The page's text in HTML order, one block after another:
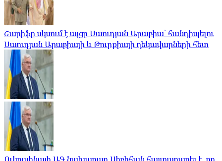
Շարիֆը սկսում է այցը Սաուդյան Արաբիա՝ հանդիպելու
Սաուդյան Արաբիայի և Թուրքիայի ղեկավարների հետ